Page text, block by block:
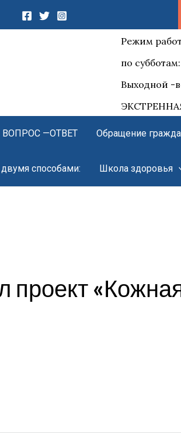
Режим
по
Выходной -
ВОПРОС —ОТВЕТ Обращение
способами: Школа здоровья
проект